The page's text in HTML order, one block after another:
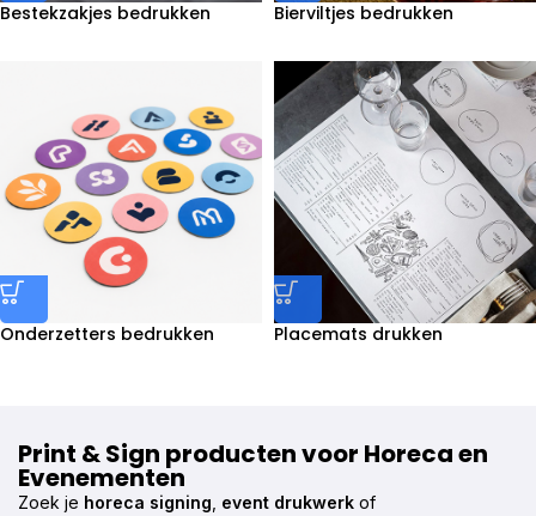
Bestekzakjes bedrukken Bierviltjes bedrukken
Onderzetters bedrukken Placemats drukken
Print & Sign producten voor Horeca en
Evenementen
Zoek je horeca signing event drukwerk of